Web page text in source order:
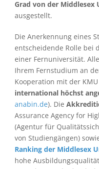
Grad von der Middlesex
ausgestellt.
Die Anerkennung eines
entscheidende Rolle bei
einer Fernuniversität.
Ihrem Fernstudium an
Kooperation mit der
international höchst
anabin.de​​​​​​). Die
Assurance Agency for
(Agentur für
von Studiengängen)
Ranking der Middlesex
hohe